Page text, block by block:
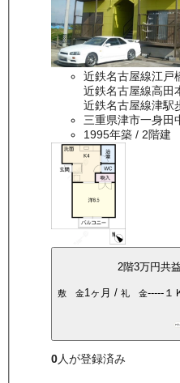
近鉄名古屋線江戸
近鉄名古屋線高田
近鉄名古屋線津駅
三重県津市一身田
1995年築/ 2階建
2階3万円共
敷 金1ヶ月 / 礼 金-----１
P空
0人が登録済み